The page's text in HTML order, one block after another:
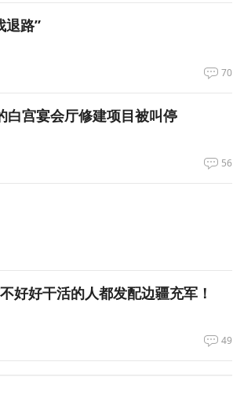
退路”
70
白宫宴会厅修建项目被叫停
56
好好干活的人都发配边疆充军！
49